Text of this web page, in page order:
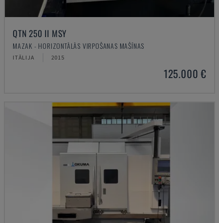
QTN 250 II MSY
MAZAK - HORIZONTĀLĀS VIRPOŠANAS MAŠĪNAS
ITĀLIJA 2015
125.000 €